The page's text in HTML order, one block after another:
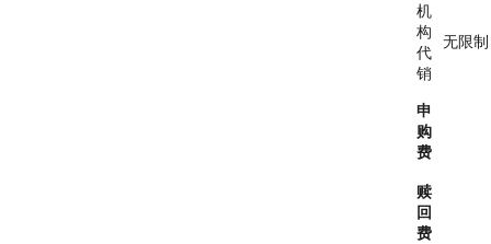
机
构
代
销
无限制
申
购
费
赎
回
费